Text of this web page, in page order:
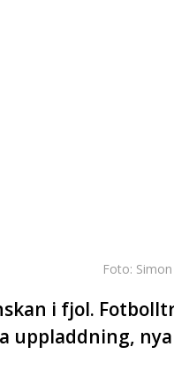
Foto:
i fjol.
uppladdning,